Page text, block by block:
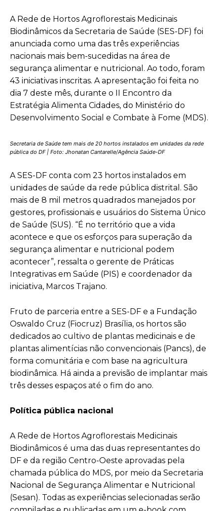
A Rede de Hortos Agroflorestais Medicinais
Biodinâmicos da Secretaria de Saúde (SES-DF) foi
anunciada como uma das três experiências
nacionais mais bem-sucedidas na área de
segurança alimentar e nutricional. Ao todo, foram
43 iniciativas inscritas. A apresentação foi feita no
dia 7 deste mês, durante o II Encontro da
Estratégia Alimenta Cidades, do Ministério do
Desenvolvimento Social e Combate à Fome (MDS).
Secretaria de Saúde tem mais de 20 hortos instalados em unidades da rede
pública do DF | Foto: Jhonatan Cantarelle/Agência Saúde-DF
A SES-DF conta com 23 hortos instalados em
unidades de saúde da rede pública distrital. São
mais de 8 mil metros quadrados manejados por
gestores, profissionais e usuários do Sistema Único
de Saúde (SUS). “É no território que a vida
acontece e que os esforços para superação da
segurança alimentar e nutricional podem
acontecer”, ressalta o gerente de Práticas
Integrativas em Saúde (PIS) e coordenador da
iniciativa, Marcos Trajano.
Fruto de parceria entre a SES-DF e a Fundação
Oswaldo Cruz (Fiocruz) Brasília, os hortos são
dedicados ao cultivo de plantas medicinais e de
plantas alimentícias não convencionais (Pancs), de
forma comunitária e com base na agricultura
biodinâmica. Há ainda a previsão de implantar mais
três desses espaços até o fim do ano.
Política pública nacional
A Rede de Hortos Agroflorestais Medicinais
Biodinâmicos é uma das duas representantes do
DF e da região Centro-Oeste aprovadas pela
chamada pública do MDS, por meio da Secretaria
Nacional de Segurança Alimentar e Nutricional
(Sesan). Todas as experiências selecionadas serão